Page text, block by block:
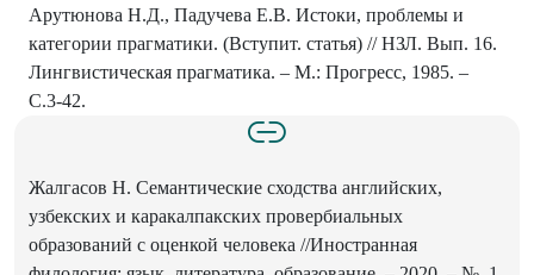
Арутюнова Н.Д., Падучева Е.В. Истоки, проблемы и
категории прагматики. (Вступит. статья) // НЗЛ. Вып. 16.
Лингвистическая прагматика. – М.: Прогресс, 1985. –
С.3-42.
Жалгасов Н. Семантические сходства английских,
узбекских и каракалпакских провербиальных
образований с оценкой человека //Иностранная